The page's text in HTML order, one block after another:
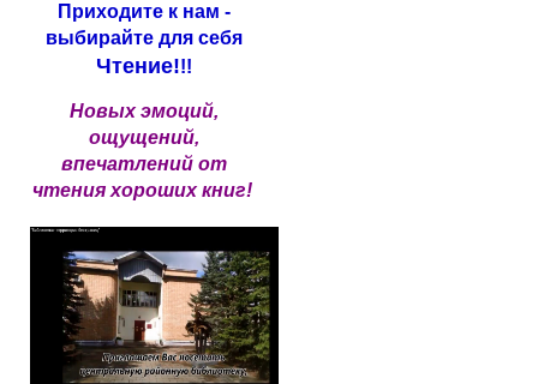
Приходите к нам -
выбирайте для себя
Чтение!!!
Новых эмоций,
ощущений,
впечатлений от
чтения хороших книг!